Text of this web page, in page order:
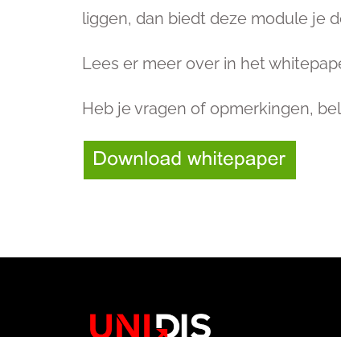
liggen, dan biedt deze module je
Lees er meer over in het
Heb je vragen of opmerkingen,